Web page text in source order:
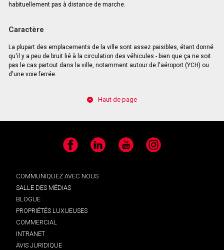
habituellement pas à distance de marche.
Caractère
La plupart des emplacements de la ville sont assez paisibles, étant donné
qu'il y a peu de bruit lié à la circulation des véhicules - bien que ça ne soit
pas le cas partout dans la ville, notamment autour de l'aéroport (YCH) ou
d'une voie ferrée.
Haut de page
Facebook LinkedIn YouTube Instagram
COMMUNIQUEZ AVEC NOUS
SALLE DES MÉDIAS
BLOGUE
PROPRIÉTÉS LUXUEUSES
COMMERCIAL
INTRANET
AVIS JURIDIQUE